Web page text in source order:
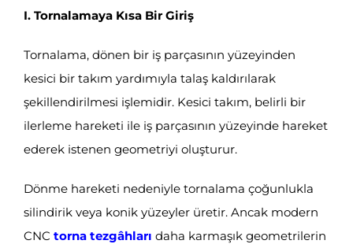
I. Tornalamaya Kısa Bir Giriş
Tornalama, dönen bir iş parçasının yüzeyinden
kesici bir takım yardımıyla talaş kaldırılarak
şekillendirilmesi işlemidir. Kesici takım, belirli bir
ilerleme hareketi ile iş parçasının yüzeyinde hareket
ederek istenen geometriyi oluşturur.
Dönme hareketi nedeniyle tornalama çoğunlukla
silindirik veya konik yüzeyler üretir. Ancak modern
CNC torna tezgâhları daha karmaşık geometrilerin